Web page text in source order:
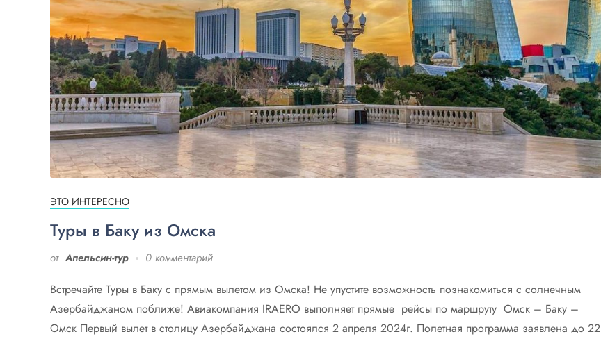
ЭТО ИНТЕРЕСНО
Туры в Баку из Омска
от Апельсин-тур 0 комментарий
Встречайте Туры в Баку с прямым вылетом из Омска! Не упустите возможность познакомиться с солнечным
Азербайджаном поближе! Авиакомпания IRAERO выполняет прямые рейсы по маршруту Омск – Баку –
Омск Первый вылет в столицу Азербайджана состоялся 2 апреля 2024г. Полетная программа заявлена до 22